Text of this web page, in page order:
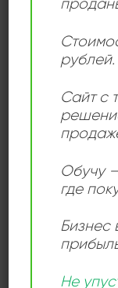
АРХИВЫ
Апрель 2025 (1)
Март 2025(1)
Май 2024(1)
Декабрь 2023
Сентябрь 2023(2)
рублей.
Сайт с
Обучу
где
Бизнес
Не